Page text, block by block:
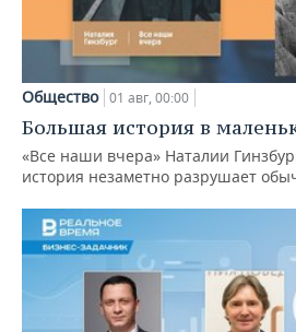
Общество 01 авг, 00:00
Большая история в
«Все наши вчера» Наталии
история незаметно разрушает